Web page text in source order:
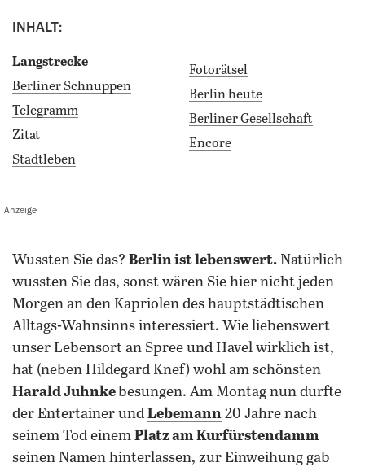
INHALT:
Langstrecke
Berliner Schnuppen
Telegramm
Zitat
Stadtleben
Fotorätsel
Berlin heute
Berliner Gesellschaft
Encore
Anzeige
wussten Sie das? Berlin ist lebenswert. Natürlich
wussten Sie das, sonst wären Sie hier nicht jeden
Morgen an den Kapriolen des hauptstädtischen
Alltags-Wahnsinns interessiert. Wie liebenswert
unser Lebensort an Spree und Havel wirklich ist,
hat (neben Hildegard Knef) wohl am schönsten
Harald Juhnke besungen. Am Montag nun durfte
der Entertainer und Lebemann 20 Jahre nach
seinem Tod einem Platz am Kurfürstendamm
seinen Namen hinterlassen, zur Einweihung gab